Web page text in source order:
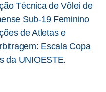
Técnica de Vôlei de
Sub-19 Feminino
de Atletas e
Escala Copa
da UNIOESTE.